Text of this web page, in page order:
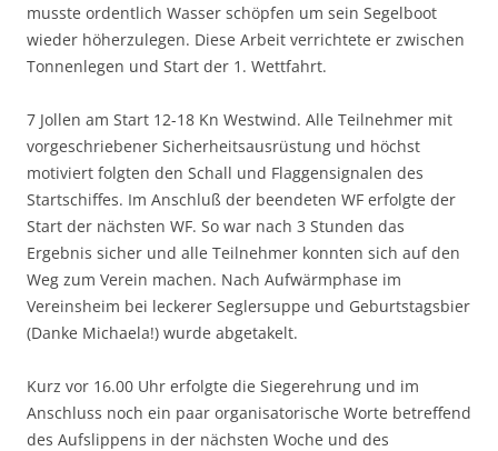
musste ordentlich Wasser schöpfen um sein Segelboot
wieder höherzulegen. Diese Arbeit verrichtete er zwischen
Tonnenlegen und Start der 1. Wettfahrt.
7 Jollen am Start 12-18 Kn Westwind. Alle Teilnehmer mit
vorgeschriebener Sicherheitsausrüstung und höchst
motiviert folgten den Schall und Flaggensignalen des
Startschiffes. Im Anschluß der beendeten WF erfolgte der
Start der nächsten WF. So war nach 3 Stunden das
Ergebnis sicher und alle Teilnehmer konnten sich auf den
Weg zum Verein machen. Nach Aufwärmphase im
Vereinsheim bei leckerer Seglersuppe und Geburtstagsbier
(Danke Michaela!) wurde abgetakelt.
Kurz vor 16.00 Uhr erfolgte die Siegerehrung und im
Anschluss noch ein paar organisatorische Worte betreffend
des Aufslippens in der nächsten Woche und des